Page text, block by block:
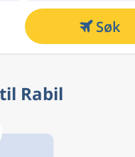
Søk
Rabil